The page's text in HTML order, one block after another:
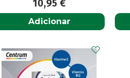
10,95 €
Adicionar